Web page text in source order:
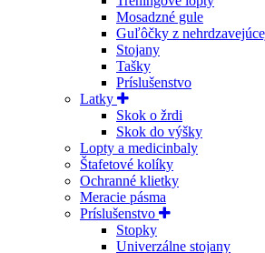
Mosadzné gule
Guľôčky z
Stojany
Tašky
Príslušenstvo
Latky
Skok o žrdi
Skok do výšky
Lopty a medicinbaly
Štafetové kolíky
Ochranné klietky
Meracie pásma
Príslušenstvo
Stopky
Univerzálne stojany